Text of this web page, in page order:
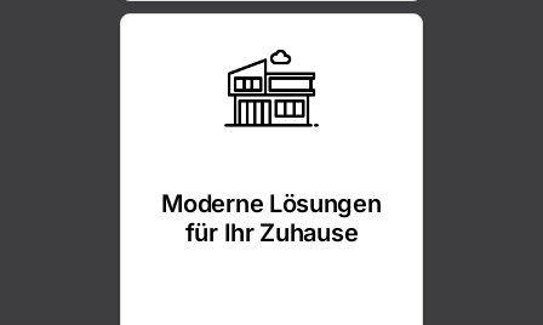
Moderne Lösungen
für Ihr Zuhause